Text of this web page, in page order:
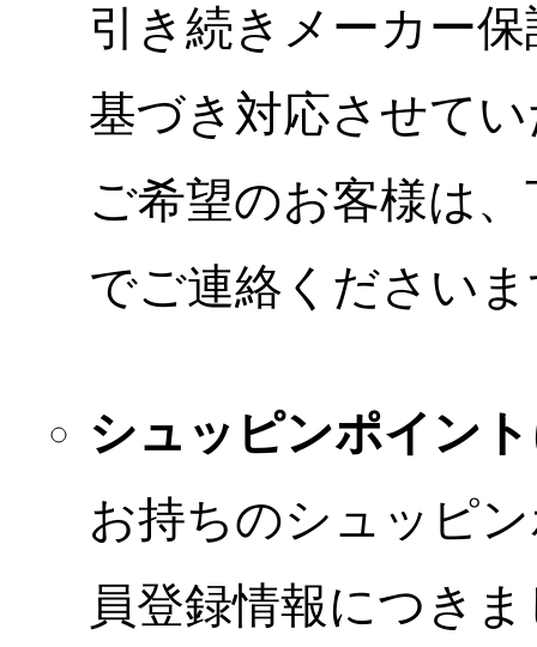
引き続きメーカー
基づき対応させて
ご希望のお客様は
でご連絡ください
シュッピンポイン
お持ちのシュッピ
員登録情報につき